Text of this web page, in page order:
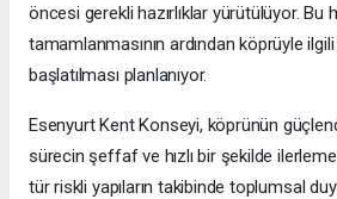
öncesi gerekli hazırlıklar yürütülüyor. Bu
tamamlanmasının ardından köprüyle
başlatılması planlanıyor.
Esenyurt Kent Konseyi, köprünün
sürecin şeffaf ve hızlı bir şekilde
tür riskli yapıların takibinde toplumsal